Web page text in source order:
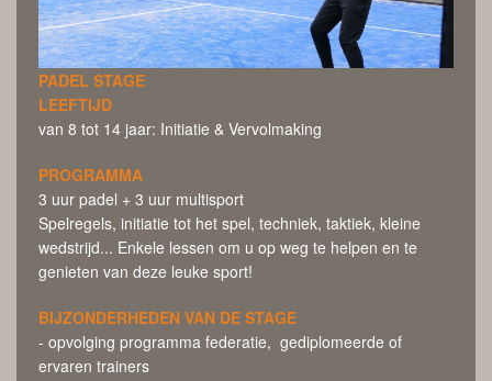
PADEL STAGE
LEEFTIJD
van 8 tot 14 jaar: Initiatie & Vervolmaking
PROGRAMMA
3 uur padel + 3 uur multisport
Spelregels, initiatie tot het spel, techniek, taktiek, kleine
wedstrijd... Enkele lessen om u op weg te helpen en te
genieten van deze leuke sport!
BIJZONDERHEDEN VAN DE STAGE
- opvolging programma federatie, gediplomeerde of
ervaren trainers